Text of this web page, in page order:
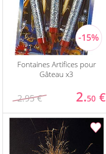
Fontaines Artifices pour
Gâteau x3
2.95 € 2.50 €